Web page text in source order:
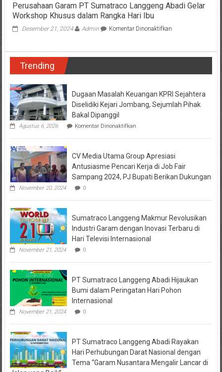
6
Perusahaan Garam PT Sumatraco Langgeng Abadi Gelar
Workshop Khusus dalam Rangka Hari Ibu
Desember 21, 2024 Admin Komentar Dinonaktifkanpada
Gelar
Workshop
Khusus
Trending
Dugaan Masalah Keuangan KPRI Sejahtera
Diselidiki Kejari Jombang, Sejumlah Pihak
Bakal Dipanggil
Agustus 6, 2026 Komentar Dinonaktifkanpada
Masalah
KPRI
Sejahtera
Diselidiki
Kejari
Pihak
Dipanggil
CV Media Utama Group Apresiasi
Antusiasme Pencari Kerja di Job Fair
Sampang 2024, PJ Bupati Berikan Dukungan
November 20, 2024 0
Sumatraco Langgeng Makmur Revolusikan
Industri Garam dengan Inovasi Terbaru di
Hari Televisi Internasional
November 21, 2024 0
PT Sumatraco Langgeng Abadi Hijaukan
Bumi dalam Peringatan Hari Pohon
Internasional
November 21, 2024 0
PT Sumatraco Langgeng Abadi Rayakan
Hari Perhubungan Darat Nasional dengan
Tema “Garam Nusantara Mengalir Lancar di